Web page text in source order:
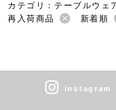
カテゴリ：テーブルウェ
再入荷商品
新着順
instagram